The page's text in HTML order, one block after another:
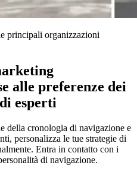
principali organizzazioni
alle preferenze dei
esperti
della cronologia di navigazione e
personalizza le tue strategie di
Entra in contatto con i
di navigazione.